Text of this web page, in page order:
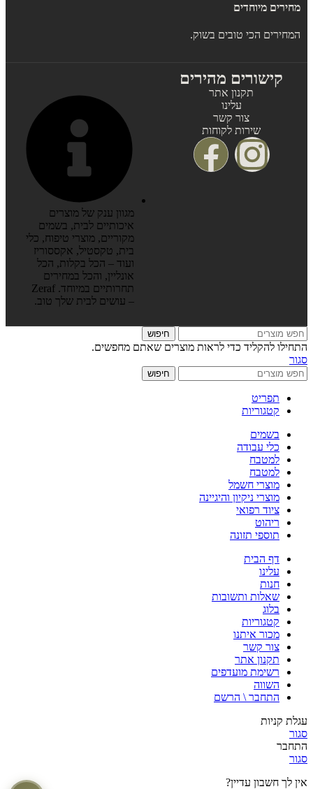
מחירים מיוחדים
המחירים הכי טובים בשוק.
קישורים מהירים
תקנון אתר
עלינו
צור קשר
שירות לקוחות
מגוון ענק של מוצרים
איכותיים לבית, בשמים
מקוריים, מוצרי טיפוח, כלי
בית, טקסטיל, אקססוריז
ועוד – הכל בקלות, הכל
אונליין, והכל במחירים
תחרותיים במיוחד. Zeraf
– עושים לבית שלך טוב.
חיפוש
התחילו להקליד כדי לראות מוצרים שאתם מחפשים.
סגור
חיפוש
תפריט
קטגוריות
בשמים
כלי עבודה
למטבח
למטבח
מוצרי חשמל
מוצרי ניקיון והיגיינה
ציוד רפואי
ריהוט
תוספי תזונה
דף הבית
עלינו
חנות
שאלות ותשובות
בלוג
קטגוריות
מכור איתנו
צור קשר
תקנון אתר
רשימת מועדפים
השווה
התחבר \ הרשם
עגלת קניות
סגור
התחבר
סגור
אין לך חשבון עדיין?